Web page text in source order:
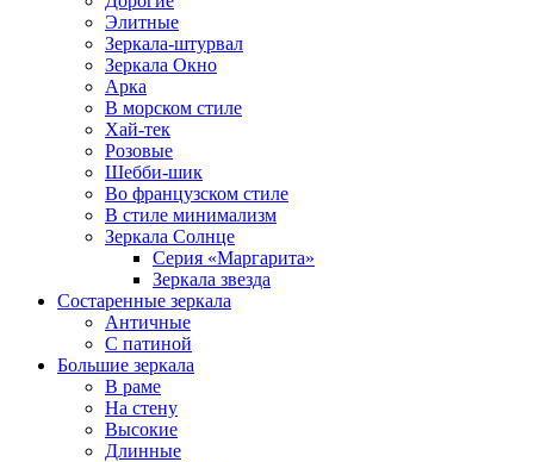
Элитные
Зеркала-штурвал
Зеркала Окно
Арка
В морском стиле
Хай-тек
Розовые
Шебби-шик
Во французском стиле
В стиле минимализм
Зеркала Солнце
Серия «Маргарита»
Зеркала звезда
Состаренные зеркала
Античные
С патиной
Большие зеркала
В раме
На стену
Высокие
Длинные